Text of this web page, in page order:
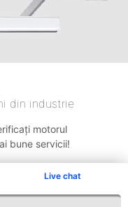
Live chat
din industrie
motorul
bune servicii!